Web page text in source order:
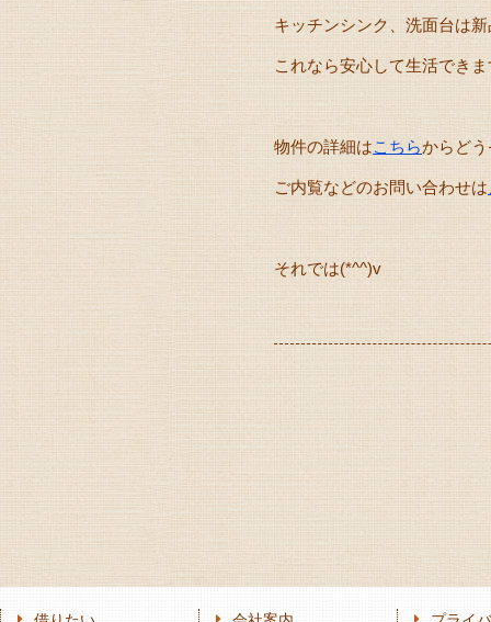
キッチンシンク、洗面台は
これなら安心して生活できま
物件の詳細はこちらからどう
ご内覧などのお問い合わせは
それでは(*^^)v